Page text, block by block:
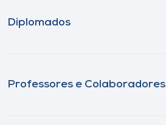
Diplomados
Professores e Colaboradores